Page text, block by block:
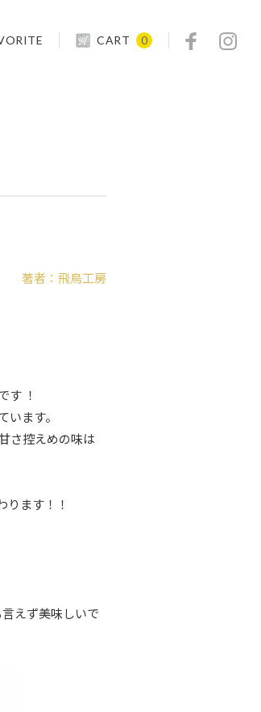
CART 0
著者：飛鳥工房
す ！
ます。
さ控えめの味は
ます！！
えず美味しいで